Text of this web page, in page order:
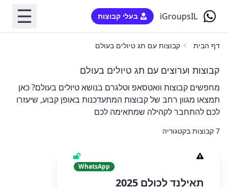
iGroupsIL בעלי קבוצות ☰
דף הבית קבוצות עם תג טיולים בעולם
קבוצות וערוצים עם תג טיולים בעולם
מחפשים קבוצות וואטסאפ וטלגרם בנושא טיולים בעולם? כאן
תמצאו מגוון רחב של קבוצות המתעדכנות באופן קבוע, שיעזרו
לכם להתחבר לקהילה שמתאימה לכם
7 קבוצות בקטגוריה
WhatsApp
תאילנד לכולם 2025